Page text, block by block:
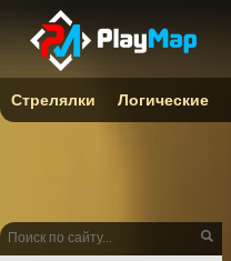
Стрелялки Логические